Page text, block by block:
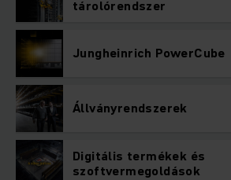
tárolórendszer
Jungheinrich PowerCube
Állványrendszerek
Digitális termékek és
szoftvermegoldások